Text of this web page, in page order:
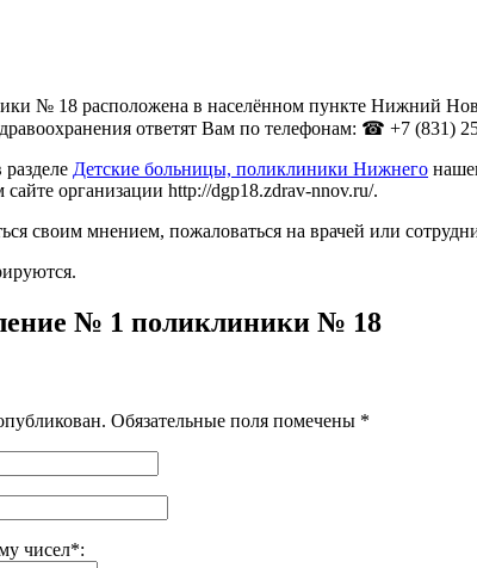
№ 18 расположена в населённом пункте Нижний
ответят Вам по телефонам: ☎ +7 (831)
Детские больницы, поликлиники Нижнего
организации http://dgp18.zdrav-nnov.ru/.
своим мнением, пожаловаться на врачей или
№ 1 поликлиники № 18
Обязательные поля помечены *
чисел*: